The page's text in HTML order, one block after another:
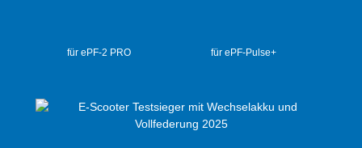
für ePF-2 PRO für ePF-Pulse+